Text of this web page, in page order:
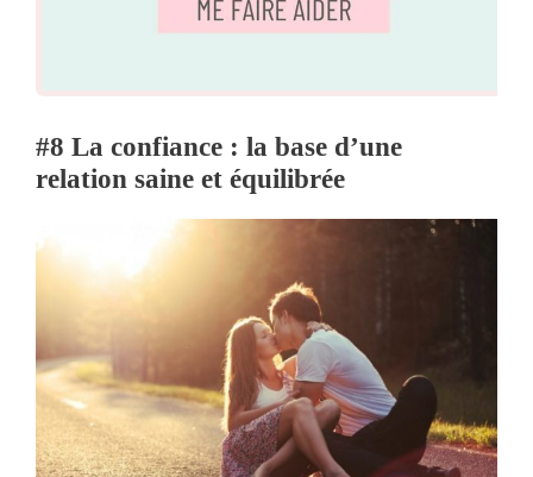
#8 La confiance : la base d’une
relation saine et équilibrée